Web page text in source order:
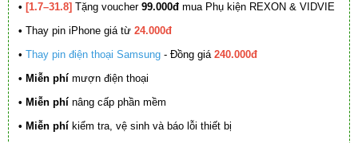
• [1.7–31.8] Tặng voucher 99.000đ mua Phụ kiện REXON & VIDVIE
• Thay pin iPhone giá từ 24.000đ
• Thay pin điện thoại Samsung - Đồng giá 240.000đ
• Miễn phí mượn điện thoại
• Miễn phí nâng cấp phần mềm
• Miễn phí kiểm tra, vệ sinh và báo lỗi thiết bị